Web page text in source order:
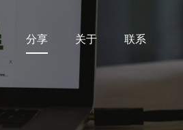
分享 关于 联系